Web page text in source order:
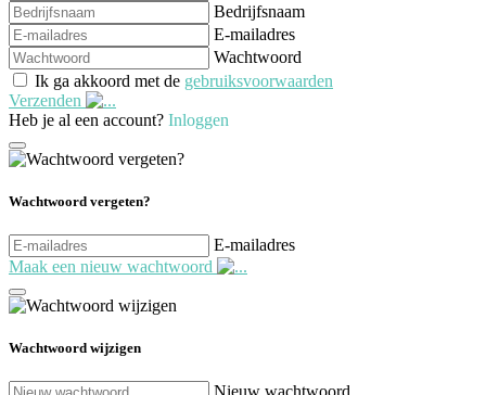
Bedrijfsnaam
E-mailadres
Wachtwoord
Ik ga akkoord met de gebruiksvoorwaarden
Verzenden
Heb je al een account? Inloggen
Wachtwoord vergeten?
E-mailadres
Maak een nieuw wachtwoord
Wachtwoord wijzigen